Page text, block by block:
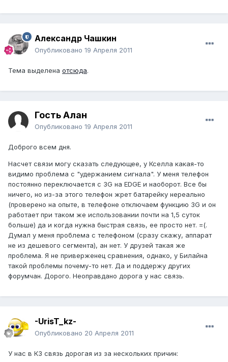
Александр Чашкин
Опубликовано 19 Апреля 2011
Тема выделена отсюда.
Гость Алан
Опубликовано 19 Апреля 2011
Доброго всем дня.
Насчет связи могу сказать следующее, у Кселла какая-то
видимо проблема с "удержанием сигнала". У меня телефон
постоянно переключается с 3G на EDGE и наоборот. Все бы
ничего, но из-за этого телефон жрет батарейку нереально
(проверено на опыте, в телефоне отключаем функцию 3G и он
работает при таком же использовании почти на 1,5 суток
больше) да и когда нужна быстрая связь, ее просто нет. =(.
Думал у меня проблема с телефоном (сразу скажу, аппарат
не из дешевого сегмента), ан нет. У друзей такая же
проблема. Я не приверженец сравнения, однако, у Билайна
такой проблемы почему-то нет. Да и поддержу других
форумчан. Дорого. Неоправдано дорога у нас связь.
-UrisT_kz-
Опубликовано 20 Апреля 2011
У нас в КЗ связь дорогая из за нескольких причин: